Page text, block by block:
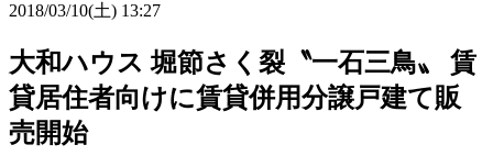
2018/03/10(土) 13:27
大和ハウス 堀節さく裂〝一石三鳥〟 賃
貸居住者向けに賃貸併用分譲戸建て販
売開始